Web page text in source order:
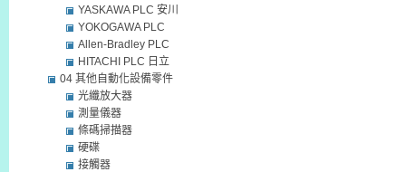
YASKAWA PLC 安川
YOKOGAWA PLC
Allen-Bradley PLC
HITACHI PLC 日立
04 其他自動化設備零件
光纖放大器
測量儀器
條碼掃描器
硬碟
接觸器